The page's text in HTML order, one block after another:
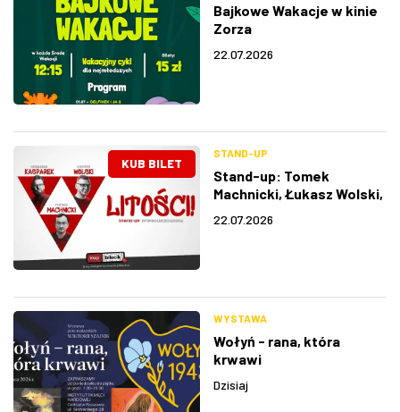
Bajkowe Wakacje w kinie
Zorza
22.07.2026
KUB BILET
STAND-UP
Stand-up: Tomek
Machnicki, Łukasz Wolski,
22.07.2026
WYSTAWA
Wołyń - rana, która
krwawi
Dzisiaj